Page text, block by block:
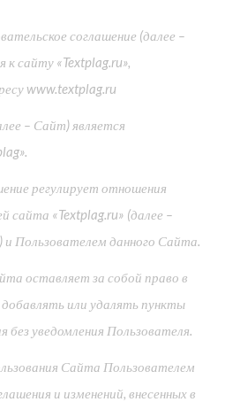
соглашение (далее –
сайту «Textplag.ru»,
www.textplag.ru
– Сайт) является
регулирует отношения
«Textplag.ru» (далее –
Пользователем данного Сайта.
оставляет за собой право в
или удалять пункты
без уведомления Пользователя.
Сайта Пользователем
и изменений, внесенных в